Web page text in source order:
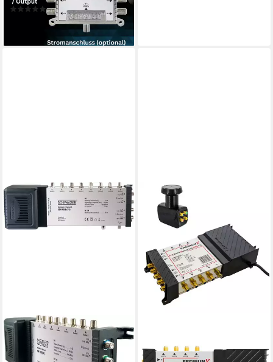
Teilnehmer(2)
lieferbar - in 2-3 Werktagen bei dir